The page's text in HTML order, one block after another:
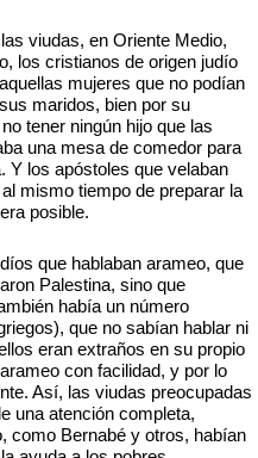
viudas, en Oriente Medio,
los cristianos de origen judío
mujeres que no podían
maridos, bien por su
tener ningún hijo que las
una mesa de comedor para
Y los apóstoles que velaban
mismo tiempo de preparar la
posible.
que hablaban arameo, que
Palestina, sino que
había un número
que no sabían hablar ni
eran extraños en su propio
con facilidad, y por lo
Así, las viudas preocupadas
una atención completa,
como Bernabé y otros, habían